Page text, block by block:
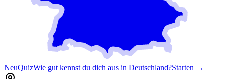
NeuQuizWie gut kennst du dich aus in Deutschland?Starten →